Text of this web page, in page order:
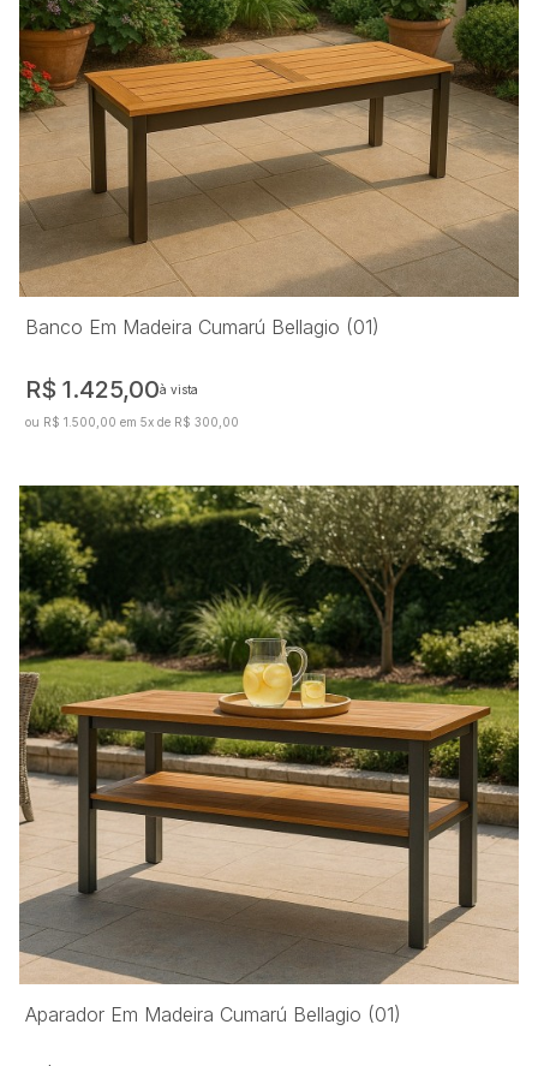
Banco Em Madeira Cumarú Bellagio (01)
R$ 1.425,00à vista
ou R$ 1.500,00 em 5x de R$ 300,00
Aparador Em Madeira Cumarú Bellagio (01)